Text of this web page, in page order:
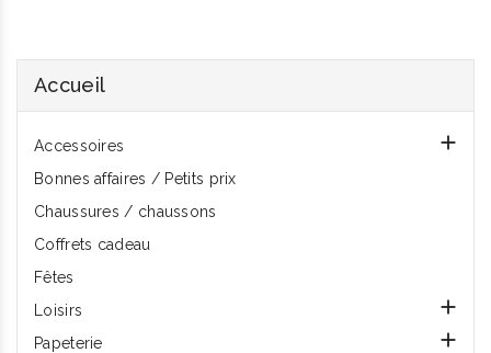
Accueil
Accessoires 
Bonnes affaires / Petits prix
Chaussures / chaussons
Coffrets cadeau
Fêtes
Loisirs

Papeterie 